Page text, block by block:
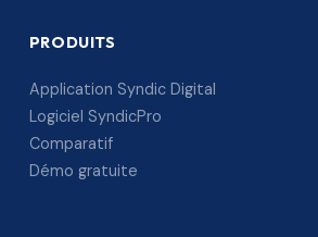
PRODUITS
Application Syndic Digital
Logiciel SyndicPro
Comparatif
Démo gratuite